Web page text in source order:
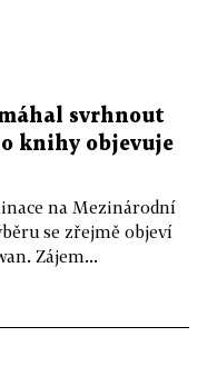
svrhnout
knihy objevuje
na Mezinárodní
se zřejmě objeví
Zájem...